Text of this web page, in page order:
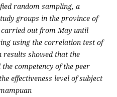
random sampling, a
groups in the province of
carried out from May until
using the correlation test of
results showed that the
competency of the peer
effectiveness level of subject